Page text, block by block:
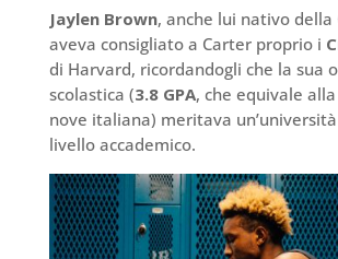
Jaylen Brown, anche lui nativo della
aveva consigliato a Carter proprio i
di Harvard, ricordandogli che la sua
scolastica (3.8 GPA, che equivale
nove italiana) meritava
livello accademico.